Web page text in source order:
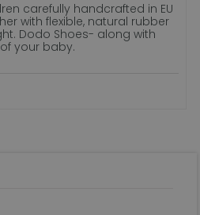
carefully handcrafted in EU
with flexible, natural rubber
Dodo Shoes- along with
your baby.